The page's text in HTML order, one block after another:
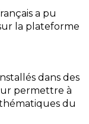
a pu
la plateforme
dans des
permettre à
du